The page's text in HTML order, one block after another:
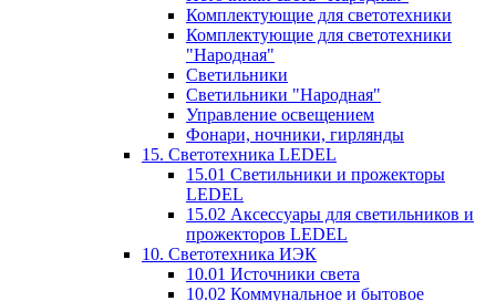
Комплектующие для светотехники
Комплектующие для светотехники
"Народная"
Светильники
Светильники "Народная"
Управление освещением
Фонари, ночники, гирлянды
15. Светотехника LEDEL
15.01 Светильники и прожекторы
LEDEL
15.02 Аксессуары для светильников и
прожекторов LEDEL
10. Светотехника ИЭК
10.01 Источники света
10.02 Коммунальное и бытовое